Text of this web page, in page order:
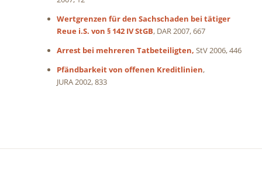
Wertgrenzen für den Sachschaden bei tätiger
Reue i.S. von § 142 IV StGB, DAR 2007, 667
Arrest bei mehreren Tatbeteiligten, StV 2006, 446
Pfändbarkeit von offenen Kreditlinien,
JURA 2002, 833